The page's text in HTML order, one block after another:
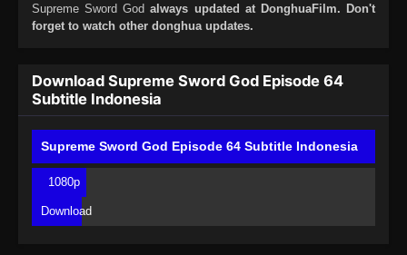
Supreme Sword God always updated at DonghuaFilm. Don't
forget to watch other donghua updates.
Download Supreme Sword God Episode 64
Subtitle Indonesia
Supreme Sword God Episode 64 Subtitle Indonesia
1080p
Download